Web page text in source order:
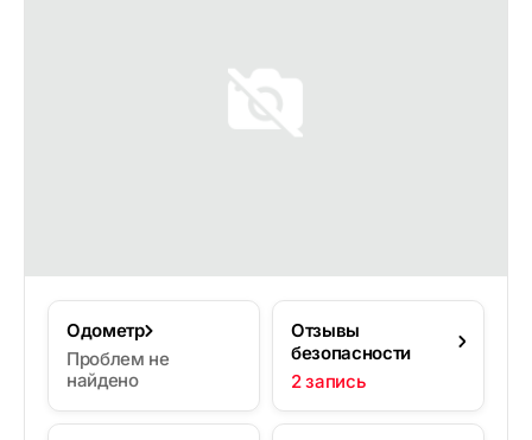
Одометр
Проблем не
найдено
Отзывы
безопасности
2 запись